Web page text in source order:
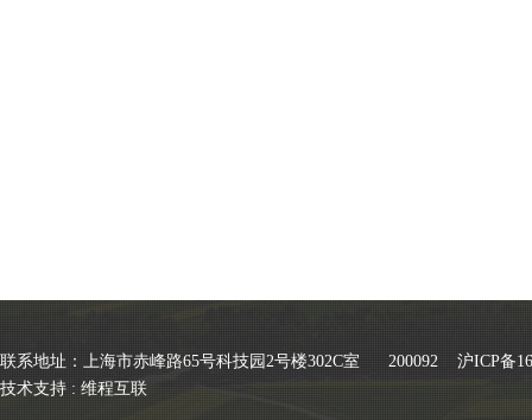
联系地址：上海市赤峰路65号科技园2号楼302C室 200092 沪ICP备
技术支持 : 维程互联